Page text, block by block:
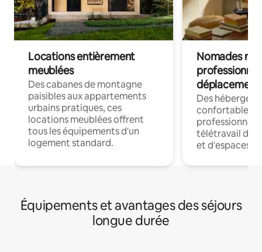
Locations entièrement
meublées
Des cabanes de montagne
paisibles aux appartements
urbains pratiques, ces
locations meublées offrent
tous les équipements d'un
logement standard.
Nomades
déplacement
Des
confortables
professionnels
télétravail
et d'espaces
Équipements et avantages des séjours
longue durée